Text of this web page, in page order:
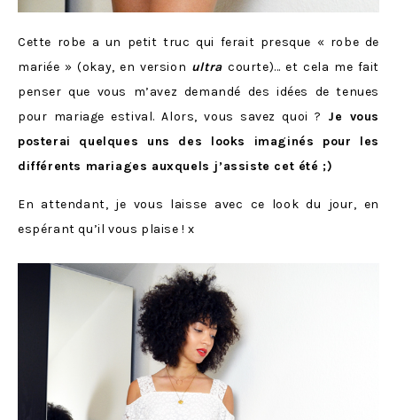
Cette robe a un petit truc qui ferait presque « robe de
mariée » (okay, en version ultra courte)… et cela me fait
penser que vous m’avez demandé des idées de tenues
pour mariage estival. Alors, vous savez quoi ? Je vous
posterai quelques uns des looks imaginés pour les
différents mariages auxquels j’assiste cet été ;)
En attendant, je vous laisse avec ce look du jour, en
espérant qu’il vous plaise ! x